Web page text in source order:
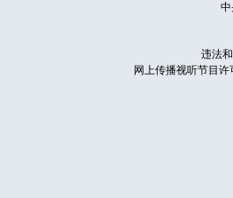
违法
网上传播视听节目许